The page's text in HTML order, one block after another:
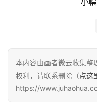
本内容由画者微云收集整
权利，请联系删除（点这
https://